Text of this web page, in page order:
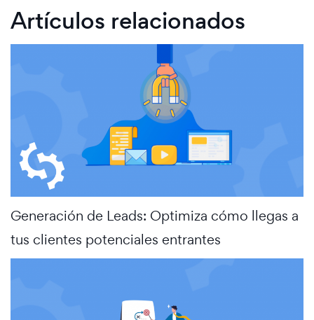
Artículos relacionados
Generación de Leads: Optimiza cómo llegas a
tus clientes potenciales entrantes